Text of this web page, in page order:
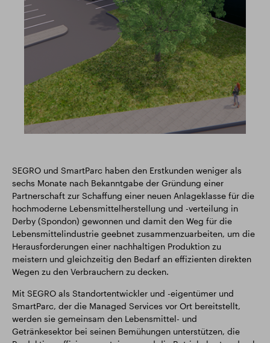
SEGRO und SmartParc haben den Erstkunden weniger als
sechs Monate nach Bekanntgabe der Gründung einer
Partnerschaft zur Schaffung einer neuen Anlageklasse für die
hochmoderne Lebensmittelherstellung und -verteilung in
Derby (Spondon) gewonnen und damit den Weg für die
Lebensmittelindustrie geebnet zusammenzuarbeiten, um die
Herausforderungen einer nachhaltigen Produktion zu
meistern und gleichzeitig den Bedarf an effizienten direkten
Wegen zu den Verbrauchern zu decken.
Mit SEGRO als Standortentwickler und -eigentümer und
SmartParc, der die Managed Services vor Ort bereitstellt,
werden sie gemeinsam den Lebensmittel- und
Getränkesektor bei seinen Bemühungen unterstützen, die